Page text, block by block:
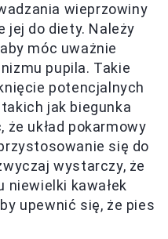
wieprzowiny
jej do diety. Należy
móc uważnie
pupila. Takie
potencjalnych
jak biegunka
że układ pokarmowy
się do
wystarczy, że
niewielki kawałek
upewnić się, że pies